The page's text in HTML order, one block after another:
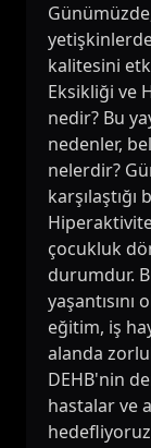
yetişkinlerde
kalitesini
Eksikliği ve
nedir? Bu
nedenler,
nelerdir?
çocukluk
durumdur.
eğitim, iş
alanda
DEHB'nin
hastalar ve